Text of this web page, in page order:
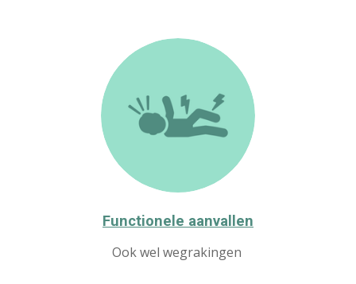
Functionele aanvallen
Ook wel wegrakingen